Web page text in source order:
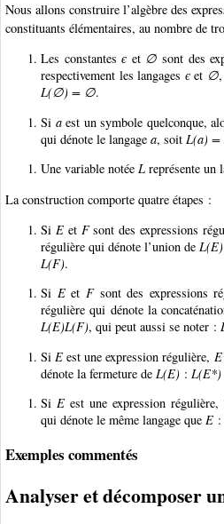
Nous allons construire l’algèbre des
constituants élémentaires, au nombre de
Les constantesє et ∅ sont des
respectivement les langages єet ∅
L(∅) = ∅.
Si aest un symbole quelconque,
qui dénote le langage a, soit L(a) =
Une variable notée L représente un
La construction comporte quatre étapes :
Si Eet Fsont des expressions
régulière qui dénote l’union deL(E)
L(F).
Si Eet Fsont des expressions
régulière qui dénote la
L(E)L(F), qui peut aussi se noter :
SiE est une expression régulière,
dénote la fermeture de L(E) :
Si E est une expression régulière,
qui dénote le même langage que E :
Exemples commentés
Analyser et décomposer